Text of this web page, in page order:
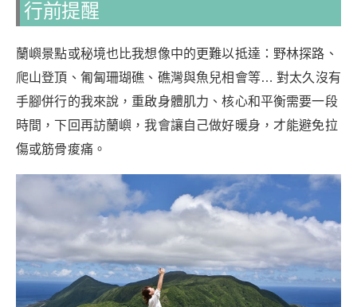
行前提醒
蘭嶼景點或秘境也比我想像中的更難以抵達：野林探路、
爬山登頂、匍匐珊瑚礁、礁灣與魚兒相會等… 對太久沒有
手腳併行的我來說，重啟身體肌力、核心和平衡需要一段
時間，下回再訪蘭嶼，我會讓自己做好暖身，才能避免拉
傷或筋骨痠痛。